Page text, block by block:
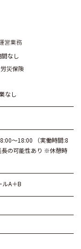
営業務
なし
労災保険
なし
～18:00 （実働時間:8
の可能性あり ※休憩時
ルA＋B